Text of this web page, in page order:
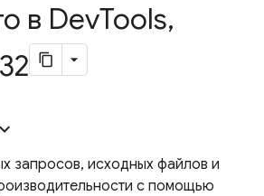
в DevTools,
запросов, исходных файлов и
с помощью